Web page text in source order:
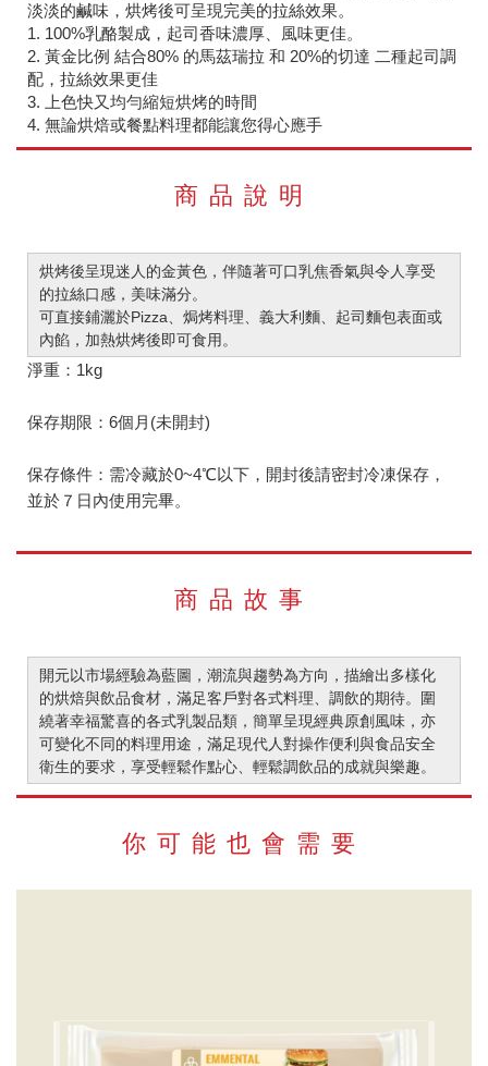
淡淡的鹹味，烘烤後可呈現完美的拉絲效果。
1. 100%乳酪製成，起司香味濃厚、風味更佳。
2. 黃金比例 結合80% 的馬茲瑞拉 和 20%的切達 二種起司調
配，拉絲效果更佳
3. 上色快又均勻縮短烘烤的時間
4. 無論烘焙或餐點料理都能讓您得心應手
商品說明
烘烤後呈現迷人的金黃色，伴隨著可口乳焦香氣與令人享受
的拉絲口感，美味滿分。
可直接鋪灑於Pizza 、焗烤料理、義大利麵、起司麵包表面或
內餡，加熱烘烤後即可食用。
淨重：1kg
保存期限：6個月(未開封)
保存條件：需冷藏於0~4℃以下，開封後請密封冷凍保存，
並於７日內使用完畢。
商品故事
開元以市場經驗為藍圖，潮流與趨勢為方向，描繪出多樣化
的烘焙與飲品食材，滿足客戶對各式料理、調飲的期待。圍
繞著幸福驚喜的各式乳製品類，簡單呈現經典原創風味，亦
可變化不同的料理用途，滿足現代人對操作便利與食品安全
衛生的要求，享受輕鬆作點心、輕鬆調飲品的成就與樂趣。
你可能也會需要